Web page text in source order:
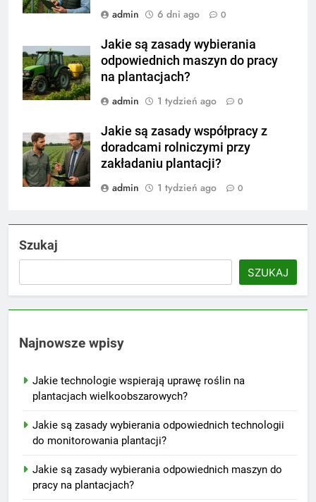
admin
6 dni ago 0
Jakie są zasady wybierania
odpowiednich maszyn do pracy
na plantacjach?
admin
1 tydzień ago 0
Jakie są zasady współpracy z
doradcami rolniczymi przy
zakładaniu plantacji?
admin
1 tydzień ago 0
Szukaj
SZUKAJ
Najnowsze wpisy
Jakie technologie wspierają uprawę roślin na
plantacjach wielkoobszarowych?
Jakie są zasady wybierania odpowiednich technologii
do monitorowania plantacji?
Jakie są zasady wybierania odpowiednich maszyn do
pracy na plantacjach?